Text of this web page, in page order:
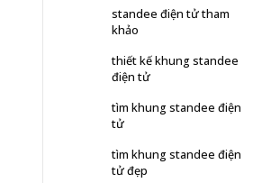
standee điện tử tham
khảo
thiết kế khung standee
điện tử
tìm khung standee điện
tử
tìm khung standee điện
tử đẹp